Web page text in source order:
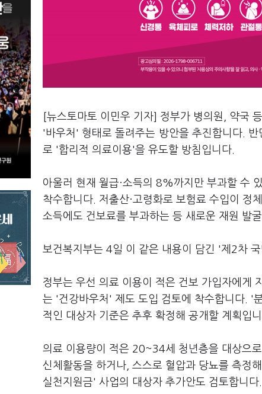
[뉴스토마토 이민우 기자] 정부가 병의원, 약국
'바우처' 형태로 돌려주는 방안을 추진합니다.
로 '합리적 의료이용'을 유도할 방침입니다.
아울러 현재 월급·소득의 8%까지만 부과할 수
착수합니다. 저출산·고령화로 보험료 수입이 정
소득에도 건보료를 부과하는 등 새로운 재원 발
보건복지부는 4일 이 같은 내용이 담긴 '제2차
정부는 우선 의료 이용이 적은 건보 가입자에게
는 '건강바우처' 제도 도입 검토에 착수합니다. '
적인 대상자 기준은 추후 확정해 공개할 계획입니
의료 이용량이 적은 20~34세 청년층을 대상으
신체활동을 하거나, 스스로 혈압과 당뇨를 측정
실천지원금' 사업의 대상자 추가안도 검토합니다.